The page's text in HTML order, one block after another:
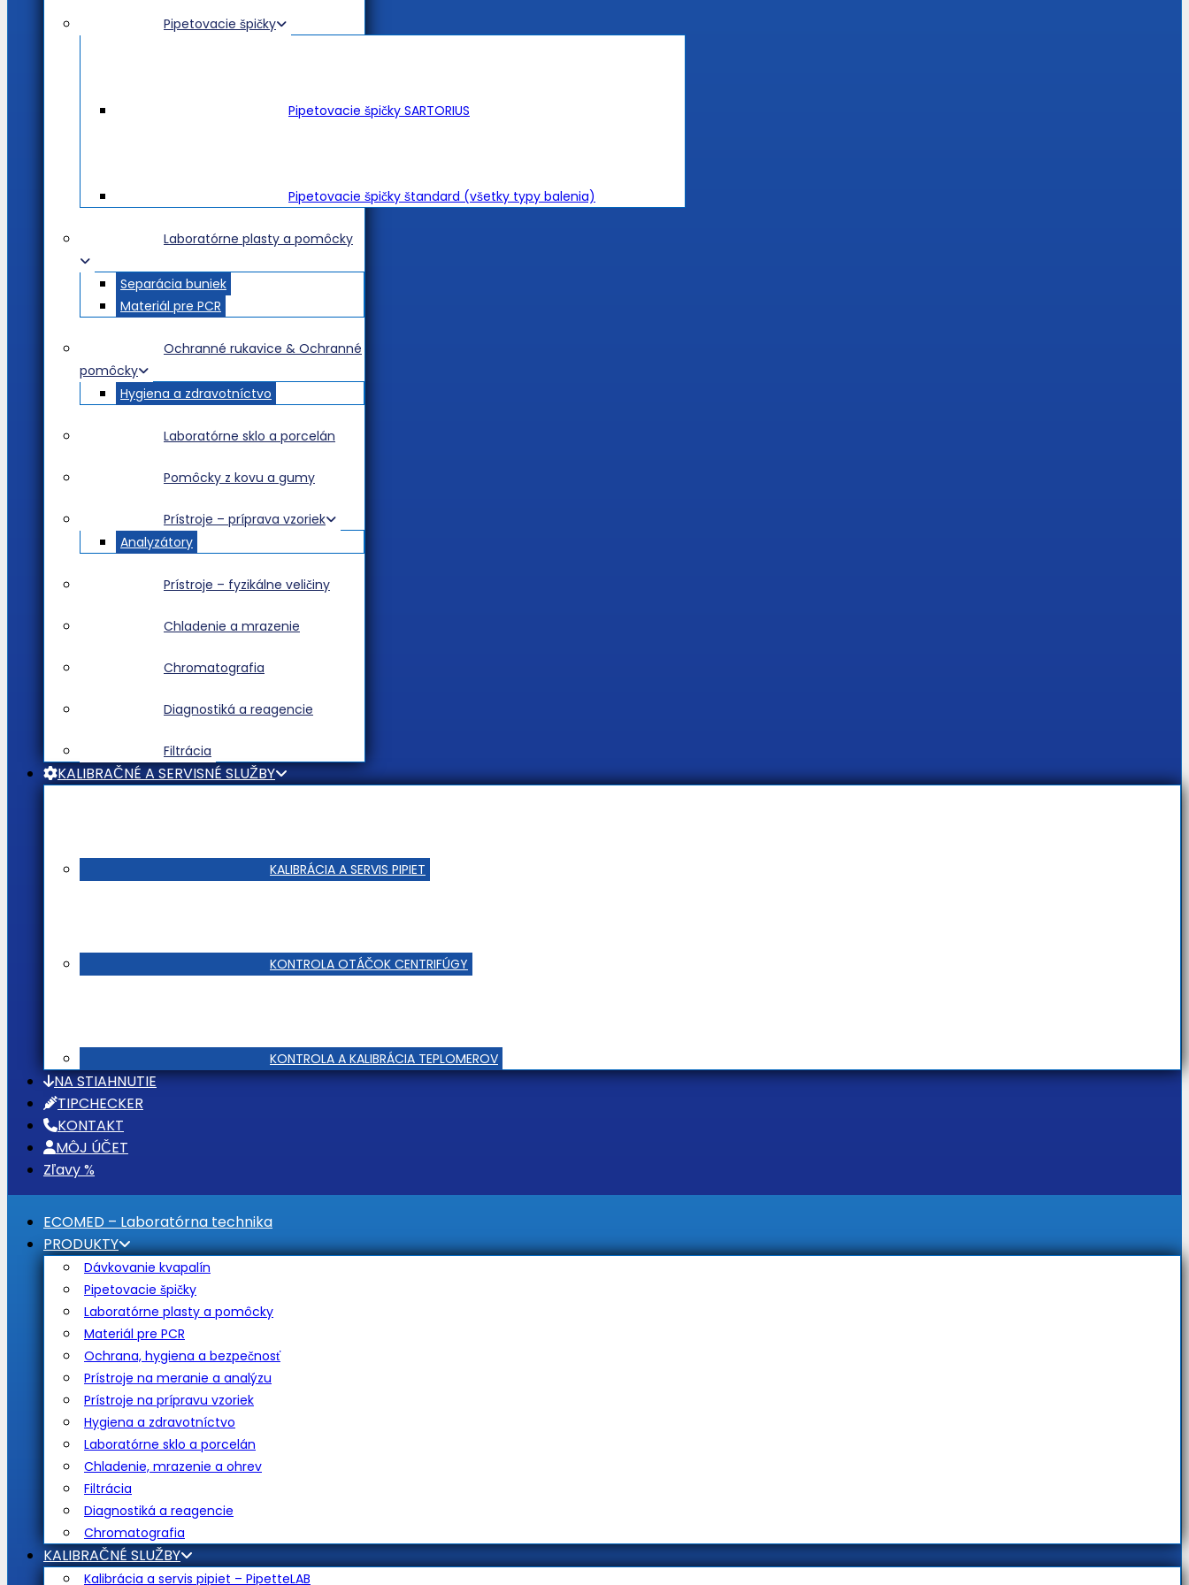
Pipetovacie špičky
Pipetovacie špičky SARTORIUS
Pipetovacie špičky štandard (všetky typy balenia)
Laboratórne plasty a pomôcky
Separácia buniek
Materiál pre PCR
Ochranné rukavice & Ochranné
pomôcky
Hygiena a zdravotníctvo
Laboratórne sklo a porcelán
Pomôcky z kovu a gumy
Prístroje – príprava vzoriek
Analyzátory
Prístroje – fyzikálne veličiny
Chladenie a mrazenie
Chromatografia
Diagnostiká a reagencie
Filtrácia
KALIBRAČNÉ A SERVISNÉ SLUŽBY
KALIBRÁCIA A SERVIS PIPIET
KONTROLA OTÁČOK CENTRIFÚGY
KONTROLA A KALIBRÁCIA TEPLOMEROV
NA STIAHNUTIE
TIPCHECKER
KONTAKT
MÔJ ÚČET
Zľavy %
ECOMED – Laboratórna technika
PRODUKTY
Dávkovanie kvapalín
Pipetovacie špičky
Laboratórne plasty a pomôcky
Materiál pre PCR
Ochrana, hygiena a bezpečnosť
Prístroje na meranie a analýzu
Prístroje na prípravu vzoriek
Hygiena a zdravotníctvo
Laboratórne sklo a porcelán
Chladenie, mrazenie a ohrev
Filtrácia
Diagnostiká a reagencie
Chromatografia
KALIBRAČNÉ SLUŽBY
Kalibrácia a servis pipiet – PipetteLAB